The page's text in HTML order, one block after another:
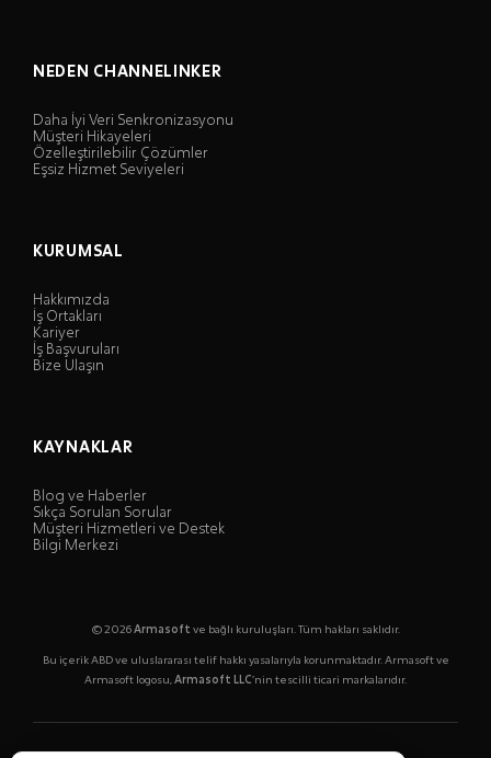
NEDEN CHANNELINKER
Daha İyi Veri Senkronizasyonu
Müşteri Hikayeleri
Özelleştirilebilir Çözümler
Eşsiz Hizmet Seviyeleri
KURUMSAL
Hakkımızda
İş Ortakları
Kariyer
İş Başvuruları
Bize Ulaşın
KAYNAKLAR
Blog ve Haberler
Sıkça Sorulan Sorular
Müşteri Hizmetleri ve Destek
Bilgi Merkezi
© 2026Armasoft ve bağlı kuruluşları. Tüm hakları saklıdır.
Bu içerik ABD ve uluslararası telif hakkı yasalarıyla korunmaktadır. Armasoft ve
Armasoft logosu, Armasoft LLC’nin tescilli ticari markalarıdır.